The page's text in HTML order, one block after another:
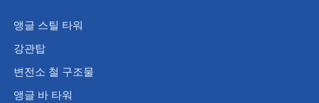
앵글 스틸 타워
강관탑
변전소 철 구조물
앵글 바 타워